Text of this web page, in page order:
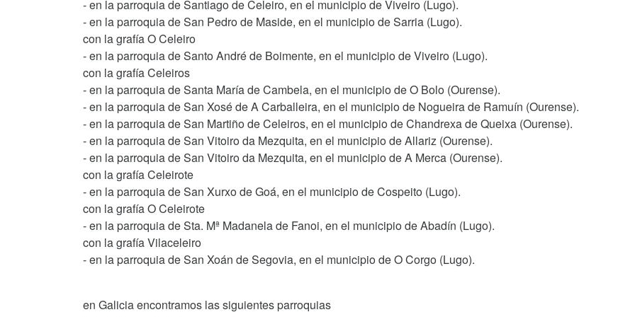
- en la parroquia de Santiago de Celeiro, en el municipio de Viveiro (Lugo).
- en la parroquia de San Pedro de Maside, en el municipio de Sarria (Lugo).
con la grafía O Celeiro
- en la parroquia de Santo André de Boimente, en el municipio de Viveiro (Lugo).
con la grafía Celeiros
- en la parroquia de Santa María de Cambela, en el municipio de O Bolo (Ourense).
- en la parroquia de San Xosé de A Carballeira, en el municipio de Nogueira de Ramuín (Ourense).
- en la parroquia de San Martiño de Celeiros, en el municipio de Chandrexa de Queixa (Ourense).
- en la parroquia de San Vitoiro da Mezquita, en el municipio de Allariz (Ourense).
- en la parroquia de San Vitoiro da Mezquita, en el municipio de A Merca (Ourense).
con la grafía Celeirote
- en la parroquia de San Xurxo de Goá, en el municipio de Cospeito (Lugo).
con la grafía O Celeirote
- en la parroquia de Sta. Mª Madanela de Fanoi, en el municipio de Abadín (Lugo).
con la grafía Vilaceleiro
- en la parroquia de San Xoán de Segovia, en el municipio de O Corgo (Lugo).
en Galicia encontramos las siguientes parroquias